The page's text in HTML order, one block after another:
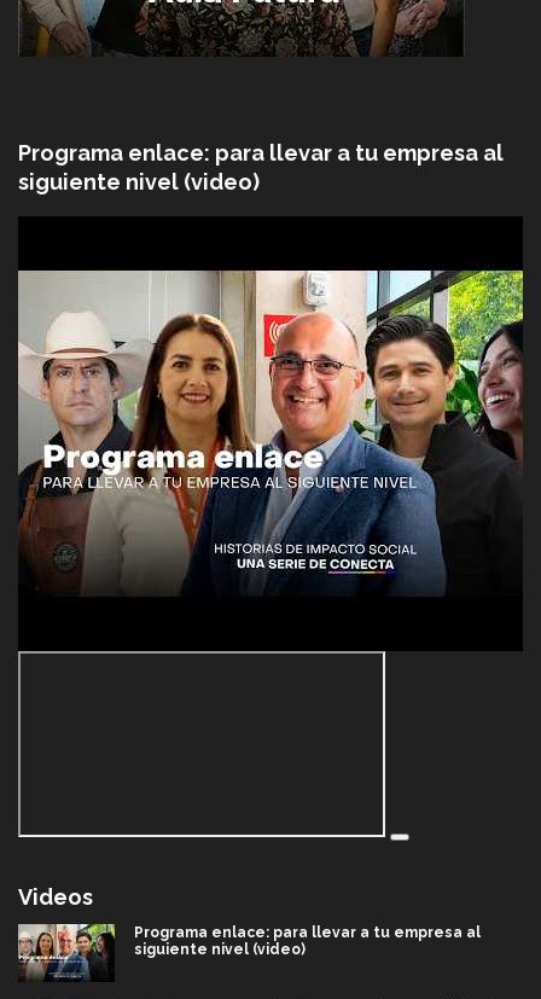
Programa enlace: para llevar a tu empresa al
siguiente nivel (video)
Videos
Programa enlace: para llevar a tu empresa al
siguiente nivel (video)